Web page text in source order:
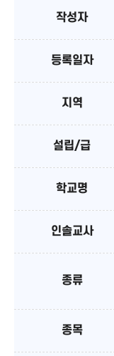
작성자
등록일자
지역
설립/급
학교명
인솔교사
종류
종목